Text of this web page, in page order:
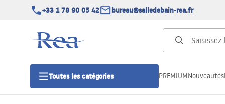
+33 1 78 90 05 42 bureau@salledebain-rea.fr
Toutes les catégories PREMIUMNouveautés